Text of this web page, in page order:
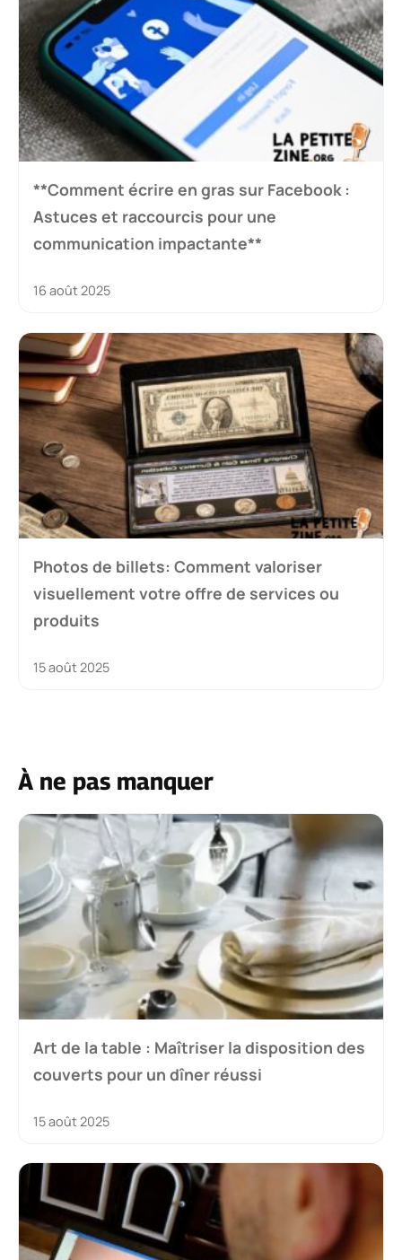
**Comment écrire en gras sur Facebook :
Astuces et raccourcis pour une
communication impactante**
16 août 2025
Photos de billets: Comment valoriser
visuellement votre offre de services ou
produits
15 août 2025
À ne pas manquer
Art de la table : Maîtriser la disposition des
couverts pour un dîner réussi
15 août 2025